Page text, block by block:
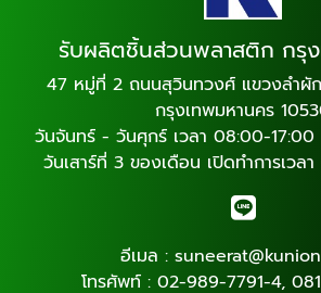
รับผลิตชิ้นส่วนพลาสติก กรุ
47 หมู่ที่ 2 ถนนสุวินทวงศ์ แขวงลำผั
กรุงเทพมหานคร
วันจันทร์ - วันศุกร์ เวลา 08:00-17:00
วันเสาร์ที่ 3 ของเดือน เปิดทำการเว
อีเมล :
โทรศัพท์ : 02-989-7791-4,